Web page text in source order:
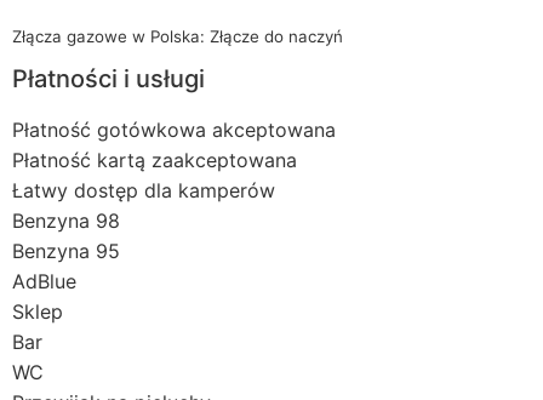
Złącza gazowe w Polska: Złącze do naczyń
Płatności i usługi
Płatność gotówkowa akceptowana
Płatność kartą zaakceptowana
Łatwy dostęp dla kamperów
Benzyna 98
Benzyna 95
AdBlue
Sklep
Bar
WC